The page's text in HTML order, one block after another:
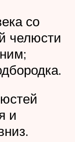
со
челюсти
и